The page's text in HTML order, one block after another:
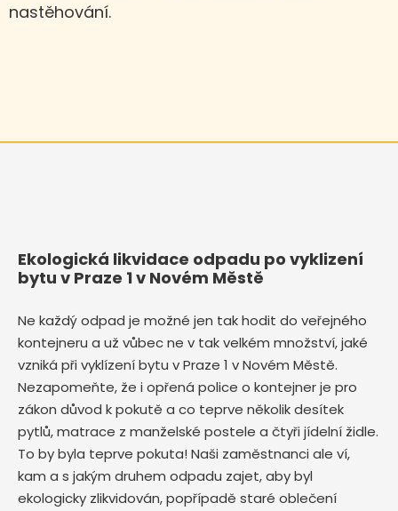
nastěhování.
Ekologická likvidace odpadu po vyklizení
bytu v Praze 1 v Novém Městě
Ne každý odpad je možné jen tak hodit do veřejného
kontejneru a už vůbec ne v tak velkém množství, jaké
vzniká při vyklízení bytu v Praze 1 v Novém Městě.
Nezapomeňte, že i opřená police o kontejner je pro
zákon důvod k pokutě a co teprve několik desítek
pytlů, matrace z manželské postele a čtyři jídelní židle.
To by byla teprve pokuta! Naši zaměstnanci ale ví,
kam a s jakým druhem odpadu zajet, aby byl
ekologicky zlikvidován, popřípadě staré oblečení